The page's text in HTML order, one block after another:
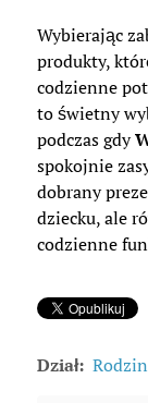
Wybierając
produkty,
codzienne
to świetny
podczas gdy
spokojnie
dobrany
dziecku, ale
codzienne
Dział: